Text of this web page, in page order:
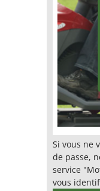
Si vous ne
de passe,
service
vous